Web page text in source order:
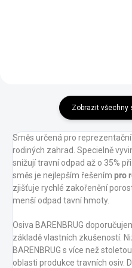
Zobrazit všechny
Směs určená pro
rodiných zahrad. Specielně
snižují travní odpad až o 35%
směs je nejlepším řešením pro
zjišťuje rychlé zakořenění
menší odpad tavní hmoty.
Osiva BARENBRUG
základě vlastních zkušeností.
BARENBRUG s více než
oblasti produkce travních osiv.